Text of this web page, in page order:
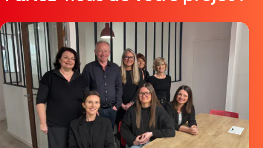
https://cutjhqvjma.cloudimg.io/_prod_/orpibackend/